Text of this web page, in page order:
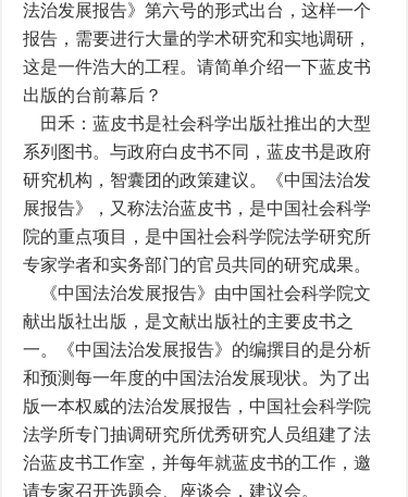
法治发展报告》第六号的形式出台，这样一个
报告，需要进行大量的学术研究和实地调研，
这是一件浩大的工程。请简单介绍一下蓝皮书
出版的台前幕后？
田禾：蓝皮书是社会科学出版社推出的大型
系列图书。与政府白皮书不同，蓝皮书是政府
研究机构，智囊团的政策建议。《中国法治发
展报告》，又称法治蓝皮书，是中国社会科学
院的重点项目，是中国社会科学院法学研究所
专家学者和实务部门的官员共同的研究成果。
《中国法治发展报告》由中国社会科学院文
献出版社出版，是文献出版社的主要皮书之
一。《中国法治发展报告》的编撰目的是分析
和预测每一年度的中国法治发展现状。为了出
版一本权威的法治发展报告，中国社会科学院
法学所专门抽调研究所优秀研究人员组建了法
治蓝皮书工作室，并每年就蓝皮书的工作，邀
请专家召开选题会、座谈会，建议会。